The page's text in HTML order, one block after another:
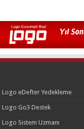
Logo eDefter Yedekleme
Logo Go3 Destek
Logo Sistem Uzmanı